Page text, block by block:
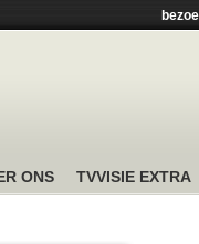
ONS TVVISIE EXTRA